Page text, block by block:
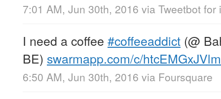
7:01 AM, Jun 30th, 2016 via Tweetbot for
I need a coffee #coffeeaddict (@
BE) swarmapp.com/c/htcEMGxJVlm
6:50 AM, Jun 30th, 2016 via Foursquare